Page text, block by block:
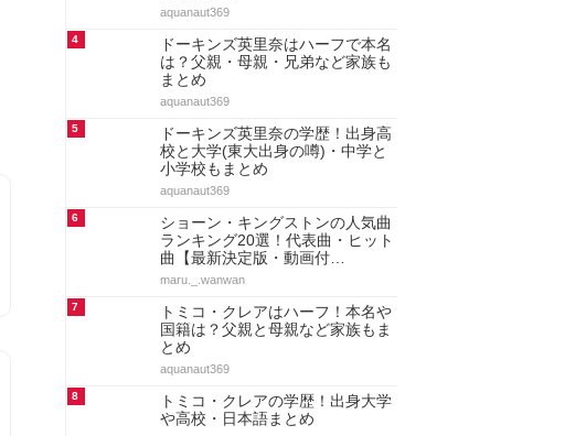
aquanaut369
4
ドーキンズ英里奈はハーフで本名
は？父親・母親・兄弟など家族も
まとめ
aquanaut369
5
ドーキンズ英里奈の学歴！出身高
校と大学(東大出身の噂)・中学と
小学校もまとめ
aquanaut369
6
ショーン・キングストンの人気曲
ランキング20選！代表曲・ヒット
曲【最新決定版・動画付…
maru._.wanwan
7
トミコ・クレアはハーフ！本名や
国籍は？父親と母親など家族もま
とめ
aquanaut369
8
トミコ・クレアの学歴！出身大学
や高校・日本語まとめ